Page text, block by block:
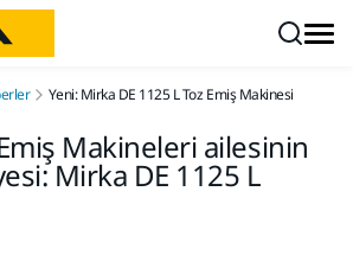
Yeni: Mirka DE 1125 L Toz Emiş Makinesi
Makineleri ailesinin
Mirka DE 1125 L